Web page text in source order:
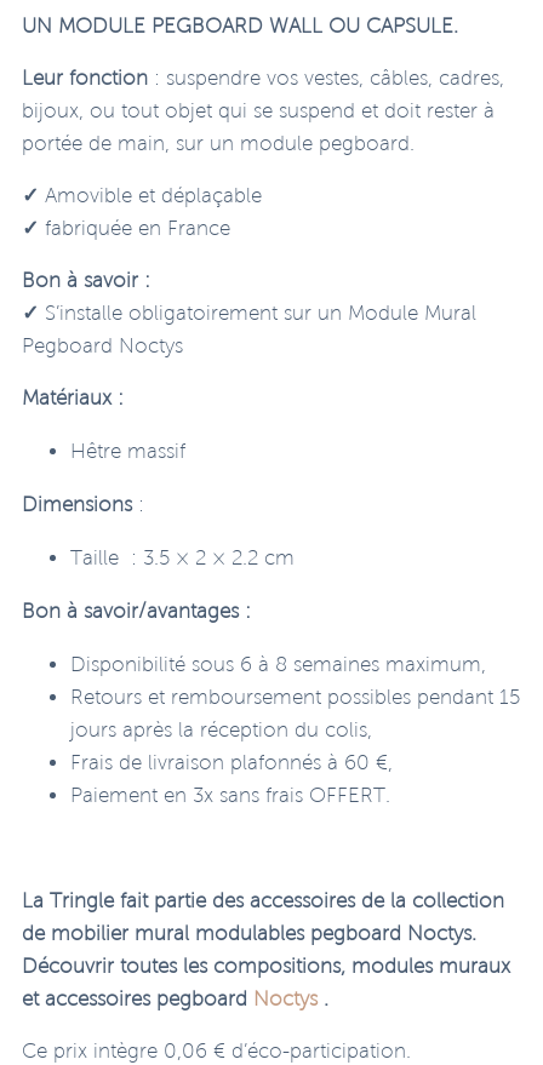
UN MODULE PEGBOARD WALL OU CAPSULE.
Leur fonction : suspendre vos vestes, câbles, cadres,
bijoux, ou tout objet qui se suspend et doit rester à
portée de main, sur un module pegboard.
✓ Amovible et déplaçable
✓ fabriquée en France
Bon à savoir :
✓ S’installe obligatoirement sur un Module Mural
Pegboard Noctys
Matériaux :
Hêtre massif
Dimensions:
Taille : 3.5 × 2 × 2.2 cm
Bon à savoir/avantages :
Disponibilité sous 6 à 8 semaines maximum,
Retours et remboursement possibles pendant 15
jours après la réception du colis,
Frais de livraison plafonnés à 60 €,
Paiement en 3x sans frais OFFERT.
La Tringle fait partie des accessoires de la collection
de mobilier mural modulables pegboard Noctys.
Découvrir toutes les compositions, modules muraux
et accessoires pegboard Noctys.
Ce prix intègre 0,06 € d’éco-participation.